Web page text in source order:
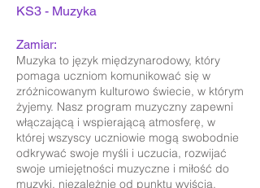
KS3 - Muzyka
Zamiar:
Muzyka to język międzynarodowy, który
pomaga uczniom komunikować się w
zróżnicowanym kulturowo świecie, w którym
żyjemy. Nasz program muzyczny zapewni
włączającą i wspierającą atmosferę, w
której wszyscy uczniowie mogą swobodnie
odkrywać swoje myśli i uczucia, rozwijać
swoje umiejętności muzyczne i miłość do
muzyki, niezależnie od punktu wyjścia.